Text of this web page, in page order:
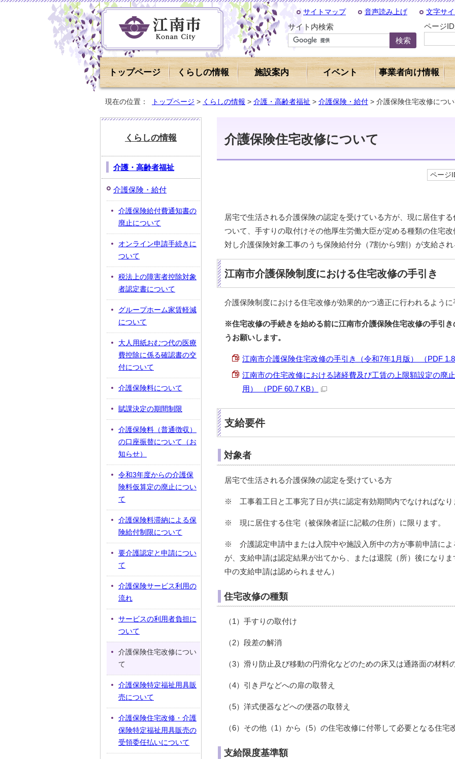
サイトマップ 音声読み上げ 文字サ
サイト内検索 ページ
トップページ くらしの情報 施設案内 イベント 事業者向け情報
現在の位置： トップページ > くらしの情報 > 介護・高齢者福祉 > 介護保険・給付 > 介護保険住宅改修につ
介護保険住宅改修について
ページ
居宅で生活される介護保険の認定を受けている方が、現に居住す
ついて、手すりの取付けその他厚生労働大臣が定める種類の住宅
対し介護保険対象工事のうち保険給付分（7割から9割）が支給さ
江南市介護保険制度における住宅改修の手引き
介護保険制度における住宅改修が効果的かつ適正に行われるよう
※住宅改修の手続きを始める前に江南市介護保険住宅改修の手引
うお願いします。
江南市介護保険住宅改修の手引き（令和7年1月版） （PDF
江南市の住宅改修における諸経費及び工賃の上限額設定の廃
用） （PDF 60.7 KB）
支給要件
対象者
居宅で生活される介護保険の認定を受けている方
※ 工事着工日と工事完了日が共に認定有効期間内でなければなり
※ 現に居住する住宅（被保険者証に記載の住所）に限ります。
※ 介護認定申請中または入院中や施設入所中の方が事前申請によ
が、支給申請は認定結果が出てから、または退院（所）後になり
中の支給申請は認められません）
住宅改修の種類
（1）手すりの取付け
（2）段差の解消
（3）滑り防止及び移動の円滑化などのための床又は通路面の材料
（4）引き戸などへの扉の取替え
（5）洋式便器などへの便器の取替え
（6）その他（1）から（5）の住宅改修に付帯して必要となる住宅
支給限度基準額
くらしの情報
介護・高齢者福祉
介護保険・給付
介護保険給付費通知書の
廃止について
オンライン申請手続きに
ついて
税法上の障害者控除対象
者認定書について
グループホーム家賃軽減
について
大人用紙おむつ代の医療
費控除に係る確認書の交
付について
介護保険料について
賦課決定の期間制限
介護保険料（普通徴収）
の口座振替について（お
知らせ）
令和3年度からの介護保
険料仮算定の廃止につい
て
介護保険料滞納による保
険給付制限について
要介護認定と申請につい
て
介護保険サービス利用の
流れ
サービスの利用者負担に
ついて
介護保険住宅改修につい
て
介護保険特定福祉用具販
売について
介護保険住宅改修・介護
保険特定福祉用具販売の
受領委任払いについて